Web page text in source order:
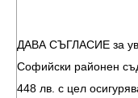
ДАВА СЪГЛАСИЕ за
Софийски районен
448 лв. с цел